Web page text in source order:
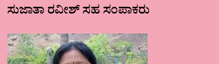
ಸುಜಾತಾ ರವೀಶ್ ಸಹ ಸಂಪಾಕರು